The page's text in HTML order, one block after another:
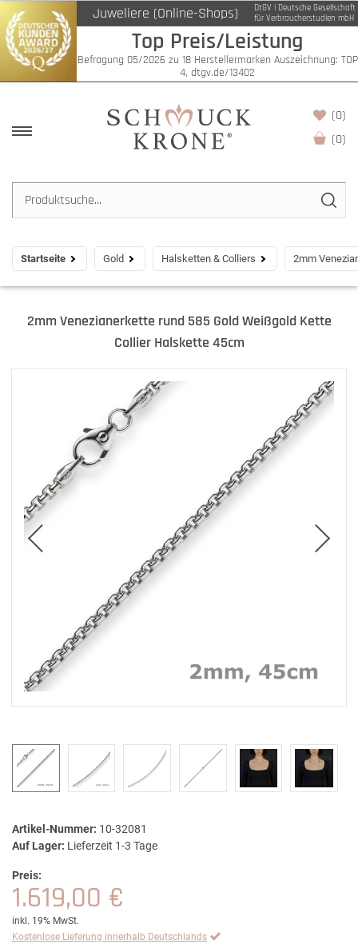
Juweliere (Online-Shops)
DtGV | Deutsche Gesellschaft
für Verbraucherstudien mbH
Top Preis/Leistung
Befragung 05/2026 zu 18 Herstellermarken Auszeichnung: TOP
4, dtgv.de/13402
(0)
(0)
Startseite Gold Halsketten & Colliers 2mm
2mm Venezianerkette rund 585 Gold Weißgold Kette
Collier Halskette 45cm
Artikel-Nummer: 10-32081
Auf Lager: Lieferzeit 1-3 Tage
Preis:
1.619,00 €
inkl. 19% MwSt.
Kostenlose Lieferung innerhalb Deutschlands